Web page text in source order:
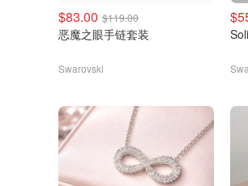
$83.00 $119.00
恶魔之眼手链套装
Swarovski